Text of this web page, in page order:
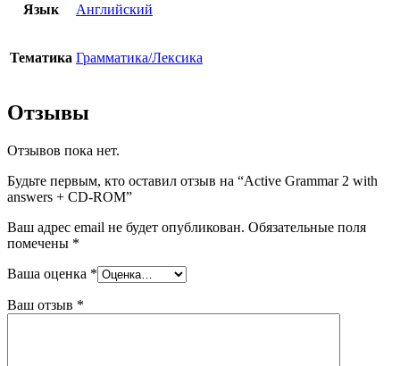
Язык Английский
Тематика Грамматика/Лексика
Отзывы
Отзывов пока нет.
Будьте первым, кто оставил отзыв на “Active Grammar 2 with
answers + CD-ROM”
Ваш адрес email не будет опубликован. Обязательные поля
помечены *
Ваша оценка *
Ваш отзыв *